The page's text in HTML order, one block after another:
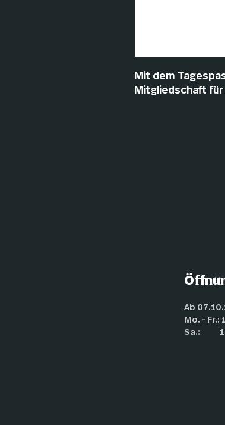
Mit dem
Mitgliedschaft für
Ab
Mo. - Fr.:
Sa.: